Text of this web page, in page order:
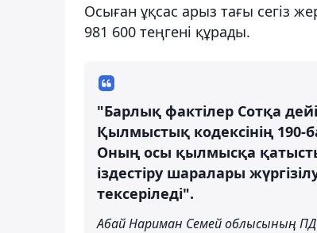
Осыған ұқсас арыз тағы сегіз
981 600 теңгені құрады.
"Барлық фактілер Сотқа
Қылмыстық кодексінің 190-
Оның осы қылмысқа
іздестіру шаралары
тексеріледі".
Абай Нариман Семей облысының